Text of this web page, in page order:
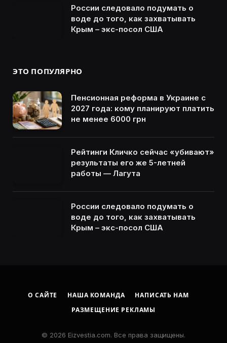
России следовало подумать о
воде до того, как захватывать
Крым – экс-посол США
ЭТО ПОПУЛЯРНО
Пенсионная реформа в Украине с
2027 года: кому планируют платить
не менее 6000 грн
Рейтинги Кличко сейчас «убивают»
результаты его же 5-летней
работы — Лагута
России следовало подумать о
воде до того, как захватывать
Крым – экс-посол США
О САЙТЕ НАША КОМАНДА
НАПИСАТЬ НАМ
РАЗМЕЩЕНИЕ РЕКЛАМЫ
© 2026 Eizvestia.com. Все права защищены.